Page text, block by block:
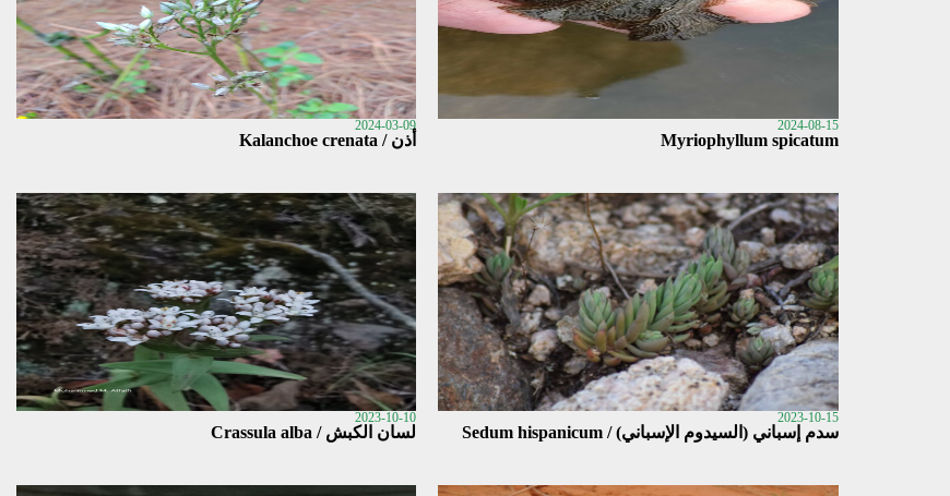
2024-08-15
Myriophyllum spicatum
2024-03-09
أذن / Kalanchoe crenata
2023-10-15
سدم إسباني (السيدوم الإسباني) / Sedum hispanicum
2023-10-10
لسان الكبش / Crassula alba